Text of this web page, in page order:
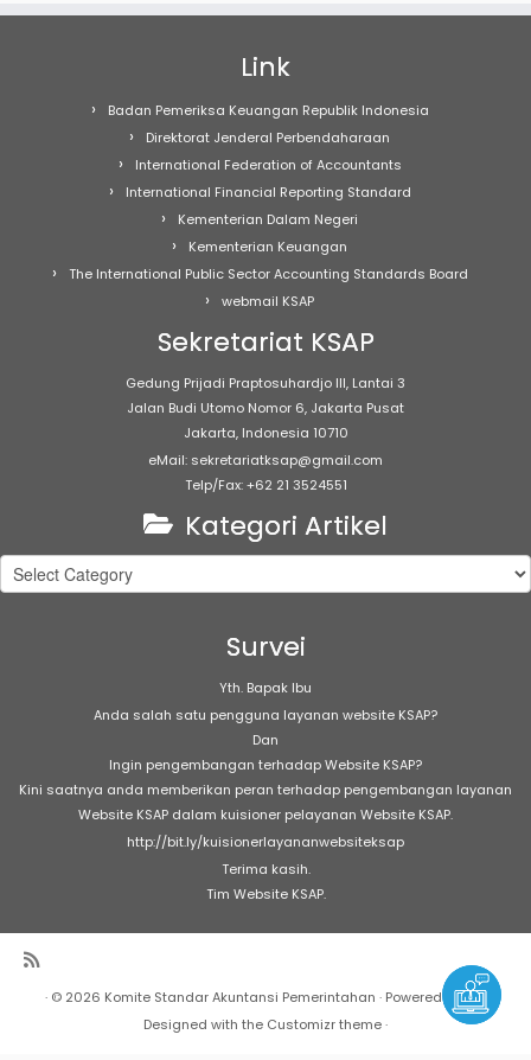
Link
Badan Pemeriksa Keuangan Republik Indonesia
Direktorat Jenderal Perbendaharaan
International Federation of Accountants
International Financial Reporting Standard
Kementerian Dalam Negeri
Kementerian Keuangan
The International Public Sector Accounting Standards Board
webmail KSAP
Sekretariat KSAP
Gedung Prijadi Praptosuhardjo III, Lantai 3
Jalan Budi Utomo Nomor 6, Jakarta Pusat
Jakarta, Indonesia 10710
eMail: sekretariatksap@gmail.com
Telp/Fax: +62 21 3524551
Kategori Artikel
Kategori
Artikel
Survei
Yth. Bapak Ibu
Anda salah satu pengguna layanan website KSAP?
Dan
Ingin pengembangan terhadap Website KSAP?
Kini saatnya anda memberikan peran terhadap pengembangan layanan
Website KSAP dalam kuisioner pelayanan Website KSAP.
http://bit.ly/kuisionerlayananwebsiteksap
Terima kasih.
Tim Website KSAP.
· © 2026 Komite Standar Akuntansi Pemerintahan · Powered by
·
Designed with the Customizr theme·